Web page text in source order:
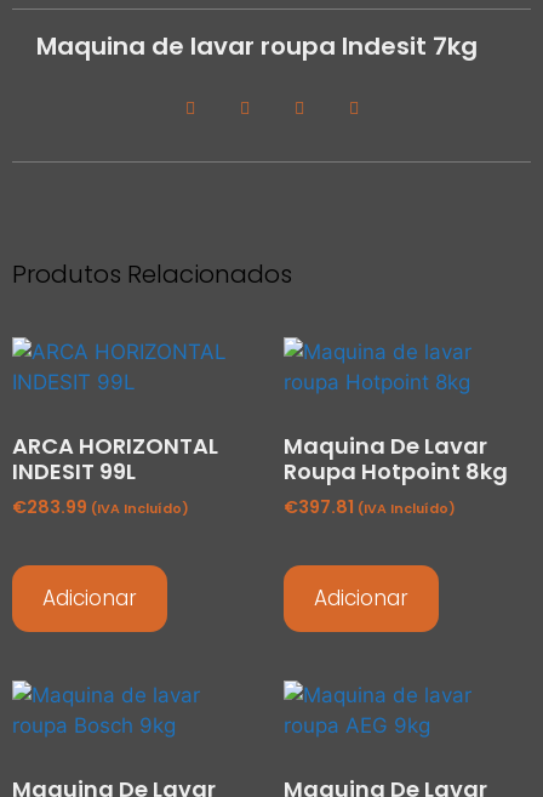
Maquina de lavar roupa Indesit 7kg
Produtos Relacionados
ARCA HORIZONTAL
INDESIT 99L
€283.99 (IVA Incluído)
Adicionar
Maquina De Lavar
Roupa Hotpoint 8kg
€397.81 (IVA Incluído)
Adicionar
Maquina De Lavar
Maquina De Lavar